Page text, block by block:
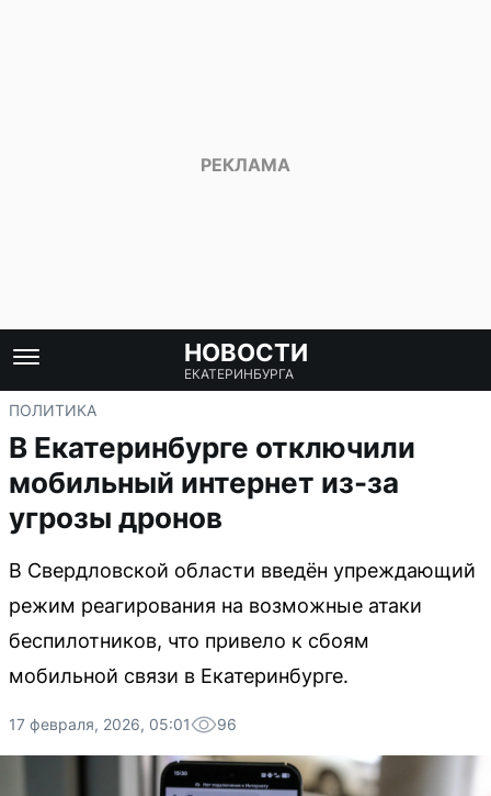
НОВОСТИ
ЕКАТЕРИНБУРГА
ПОЛИТИКА
В Екатеринбурге отключили
мобильный интернет из-за
угрозы дронов
В Свердловской области введён упреждающий
режим реагирования на возможные атаки
беспилотников, что привело к сбоям
мобильной связи в Екатеринбурге.
17 февраля, 2026, 05:01 96